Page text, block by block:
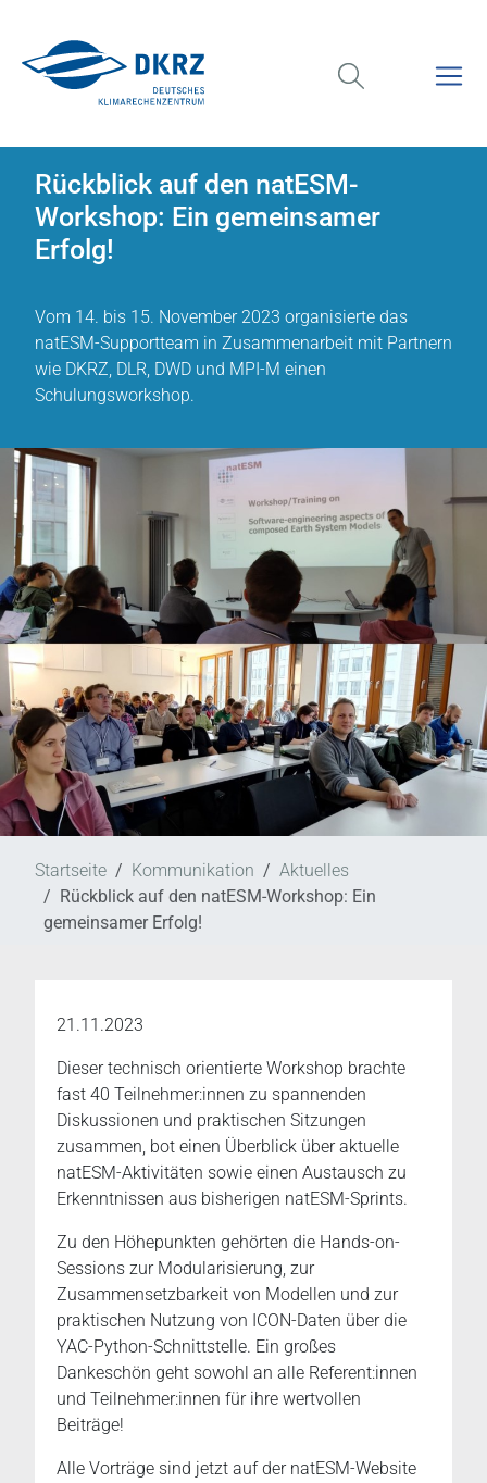
Rückblick auf den natESM-
Workshop: Ein gemeinsamer
Erfolg!
Vom 14. bis 15. November 2023 organisierte das
natESM-Supportteam in Zusammenarbeit mit Partnern
wie DKRZ, DLR, DWD und MPI-M einen
Schulungsworkshop.
Startseite Kommunikation
Aktuelles
Rückblick auf den natESM-Workshop: Ein
gemeinsamer Erfolg!
21.11.2023
Dieser technisch orientierte Workshop brachte
fast 40 Teilnehmer:innen zu spannenden
Diskussionen und praktischen Sitzungen
zusammen, bot einen Überblick über aktuelle
natESM-Aktivitäten sowie einen Austausch zu
Erkenntnissen aus bisherigen natESM-Sprints.
Zu den Höhepunkten gehörten die Hands-on-
Sessions zur Modularisierung, zur
Zusammensetzbarkeit von Modellen und zur
praktischen Nutzung von ICON-Daten über die
YAC-Python-Schnittstelle. Ein großes
Dankeschön geht sowohl an alle Referent:innen
und Teilnehmer:innen für ihre wertvollen
Beiträge!
Alle Vorträge sind jetzt auf der natESM-Website